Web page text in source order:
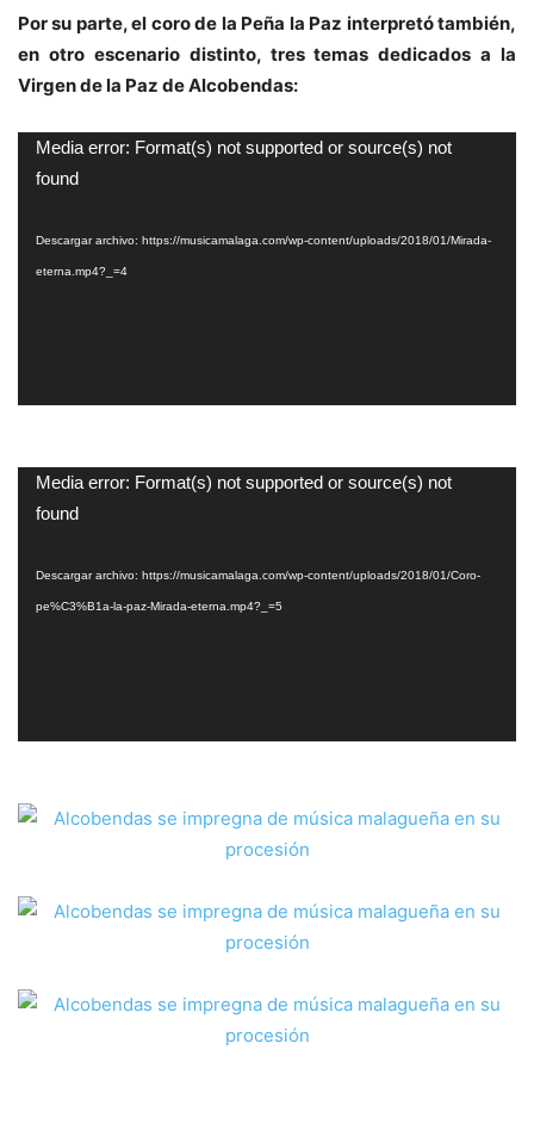
Por su parte, el coro de la Peña la Paz interpretó también,
en otro escenario distinto, tres temas dedicados a la
Virgen de la Paz de Alcobendas:
Reproductor
de
Media error: Format(s) not supported or source(s) not
found
Descargar archivo: https://musicamalaga.com/wp-content/uploads/2018/01/Mirada-
eterna.mp4?_=4
Reproductor
de
Media error: Format(s) not supported or source(s) not
found
Descargar archivo: https://musicamalaga.com/wp-content/uploads/2018/01/Coro-
pe%C3%B1a-la-paz-Mirada-eterna.mp4?_=5